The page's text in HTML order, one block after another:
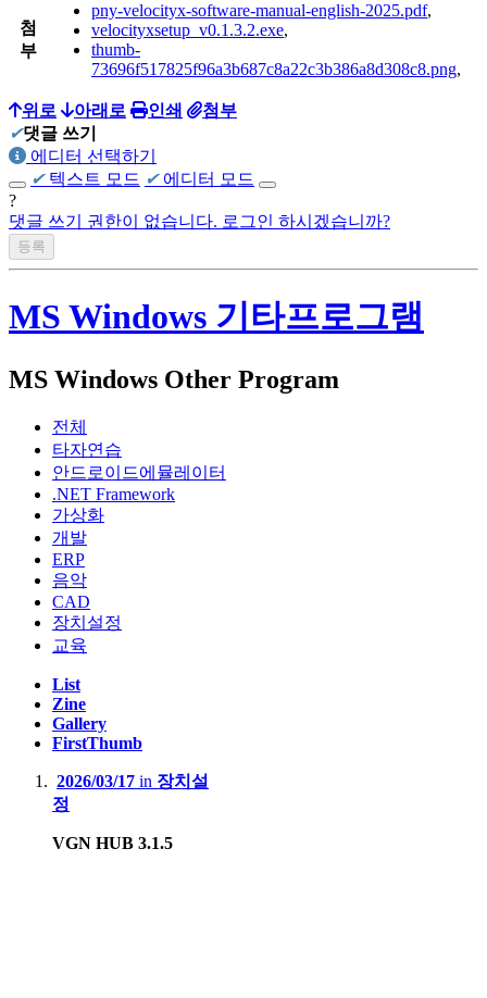
첨
부
pny-velocityx-software-manual-english-2025.pdf,
velocityxsetup_v0.1.3.2.exe,
thumb-
73696f517825f96a3b687c8a22c3b386a8d308c8.png,
위로 아래로 인쇄
첨부
✔댓글 쓰기
에디터 선택하기
✔ 텍스트 모드 ✔ 에디터 모드
?
댓글 쓰기 권한이 없습니다. 로그인 하시겠습니까?
MS Windows 기타프로그램
MS Windows Other Program
전체
타자연습
안드로이드에뮬레이터
.NET Framework
가상화
개발
ERP
음악
CAD
장치설정
교육
List
Zine
Gallery
FirstThumb
2026/03/17 in 장치설
정
VGN HUB 3.1.5